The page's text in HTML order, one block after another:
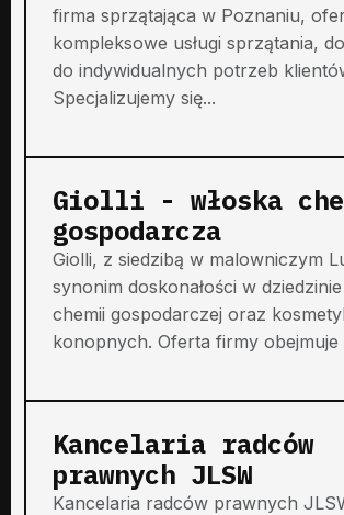
firma sprzątająca w Poznaniu,
kompleksowe usługi sprzątania,
do indywidualnych potrzeb
Specjalizujemy się...
Giolli - włoska
gospodarcza
Giolli, z siedzibą w malowniczym
synonim doskonałości w dziedzinie
chemii gospodarczej oraz
konopnych. Oferta firmy obejmuje
Kancelaria radców
prawnych JLSW
Kancelaria radców prawnych